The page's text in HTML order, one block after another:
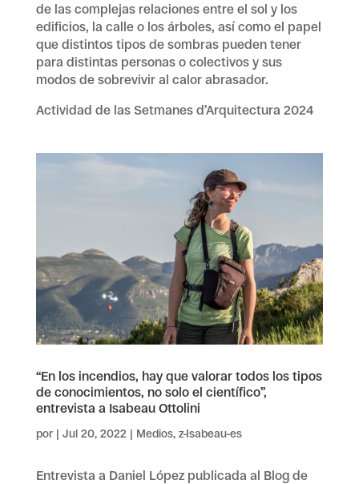
de las complejas relaciones entre el sol y los
edificios, la calle o los árboles, así como el papel
que distintos tipos de sombras pueden tener
para distintas personas o colectivos y sus
modos de sobrevivir al calor abrasador.
Actividad de las Setmanes d’Arquitectura 2024
“En los incendios, hay que valorar todos los tipos
de conocimientos, no solo el científico”,
entrevista a Isabeau Ottolini
por | Jul 20, 2022 | Medios, z-Isabeau-es
Entrevista a Daniel López publicada al Blog de